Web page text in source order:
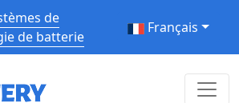
de
de batterie
Français